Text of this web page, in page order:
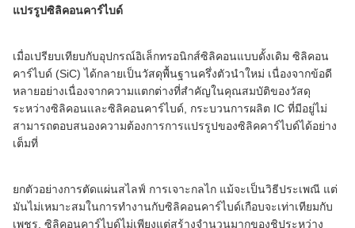
แปรรูปซิลิคอนคาร์ไบด์
เมื่อเปรียบเทียบกับอุปกรณ์อิเล็กทรอนิกส์ซิลิคอนแบบดั้งเดิม ซิลิคอน
คาร์ไบด์ (SiC) ได้กลายเป็นวัสดุพื้นฐานครึ่งตัวนําใหม่ เนื่องจากข้อดี
หลายอย่างเนื่องจากความแตกต่างที่สําคัญในคุณสมบัติของวัสดุ
ระหว่างซิลิคอนและซิลิคอนคาร์ไบด์, กระบวนการผลิต IC ที่มีอยู่ไม่
สามารถตอบสนองความต้องการการแปรรูปของซิลิคคาร์ไบด์ได้อย่าง
เต็มที่
ยกตัวอย่างการตัดแผ่นสไลฟ์ การเจาะกลไก แม้จะเป็นวิธีประเพณี แต่
มันไม่เหมาะสมในการทํางานกับซิลิคอนคาร์ไบด์เกือบจะเท่าเทียมกับ
เพชร, ซิลิคอนคาร์ไบด์ไม่เพียงแต่สร้างจํานวนมากของชิประหว่าง